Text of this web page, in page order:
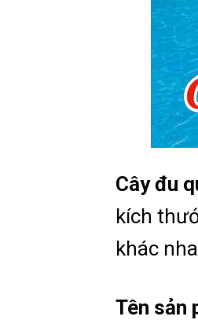
Cây đu
kích
khác
Tên sản